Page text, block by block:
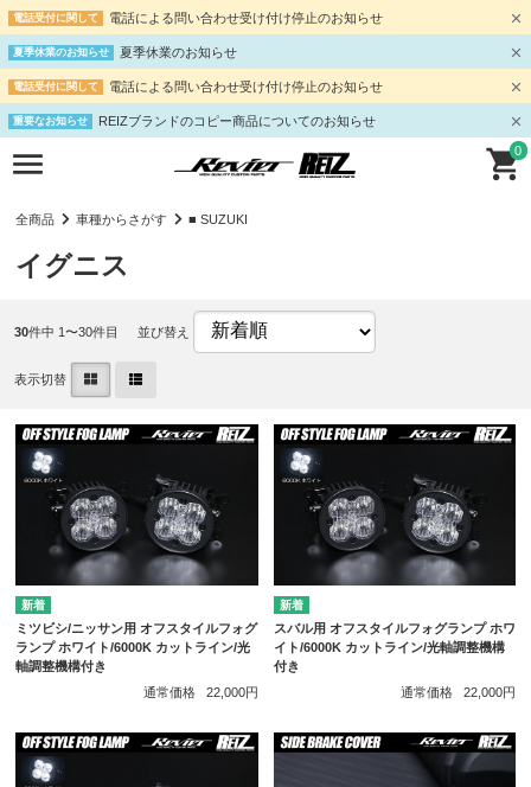
電話受付に関して 電話による問い合わせ受け付け停止のお知らせ
夏季休業のお知らせ 夏季休業のお知らせ
電話受付に関して 電話による問い合わせ受け付け停止のお知らせ
重要なお知らせ REIZブランドのコピー商品についてのお知らせ
0
全商品 車種からさがす ■ SUZUKI
イグニス
30件中 1〜30件目 並び替え
表示切替
ミツビシ/ニッサン用 オフスタイルフォグ
ランプ ホワイト/6000K カットライン/光
軸調整機構付き
通常価格
22,000円
スバル用 オフスタイルフォグランプ ホワ
イト/6000K カットライン/光軸調整機構
付き
通常価格
22,000円